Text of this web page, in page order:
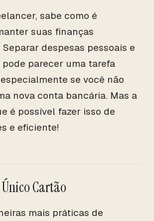
sabe como é
suas finanças
despesas pessoais e
parecer uma tarefa
se você não
nova conta bancária. Mas a
é possível fazer isso de
e eficiente!
Cartão
mais práticas de